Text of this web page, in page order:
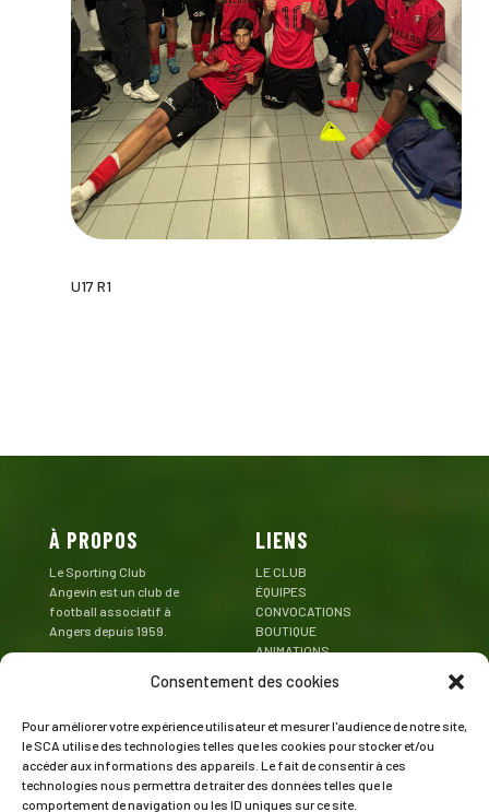
Consentement des cookies
Pour améliorer votre expérience utilisateur et mesurer l'audience de notre site,
le SCA utilise des technologies telles que les cookies pour stocker et/ou
accéder aux informations des appareils. Le fait de consentir à ces
technologies nous permettra de traiter des données telles que le
comportement de navigation ou les ID uniques sur ce site.
U17 R1
À PROPOS
Le Sporting Club
Angevin est un club de
football associatif à
Angers depuis 1959.
LIENS
LE CLUB
ÉQUIPES
CONVOCATIONS
BOUTIQUE
ANIMATIONS
CONTACT
CONTACT
Stade de la Baraterie
Rue Emmanuel Camus
SUIVEZ LE SCA